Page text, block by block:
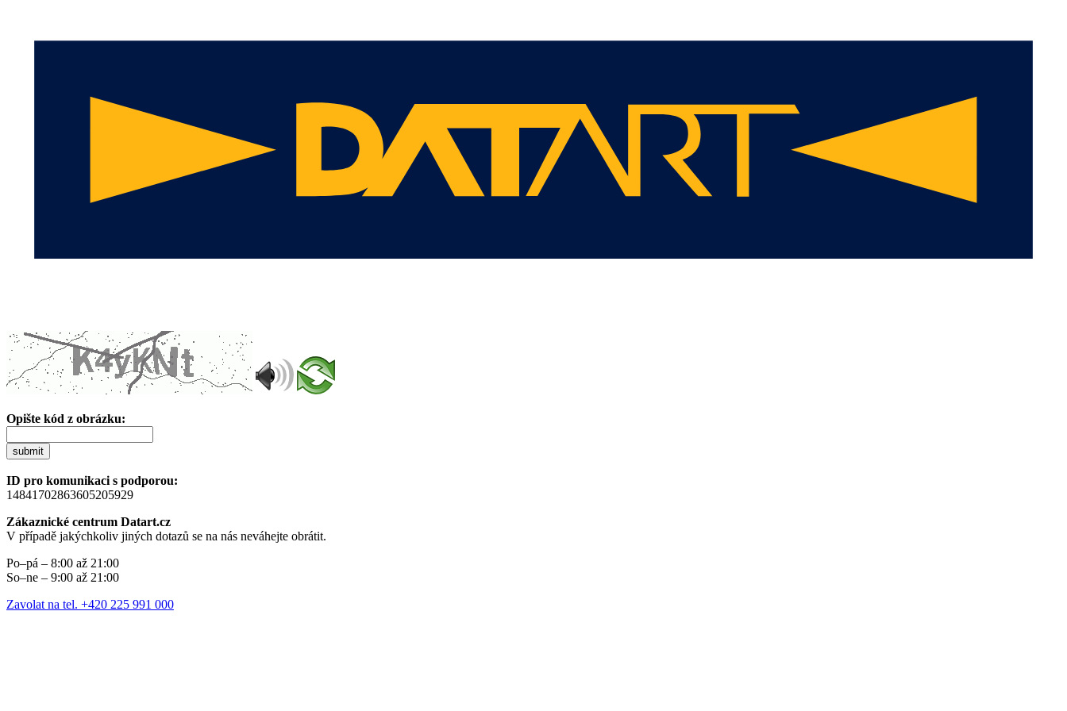
Opište kód z obrázku:
submit
ID pro komunikaci s podporou:
14841702863605205929
Zákaznické centrum Datart.cz
V případě jakýchkoliv jiných dotazů se na nás neváhejte obrátit.
Po–pá – 8:00 až 21:00
So–ne – 9:00 až 21:00
Zavolat na tel. +420 225 991 000